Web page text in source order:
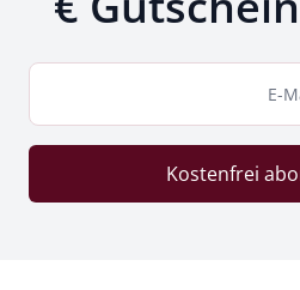
E-
Kostenfrei